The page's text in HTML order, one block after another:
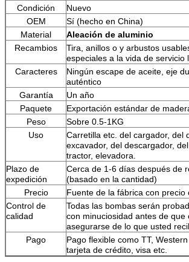
Condición
Nuevo
OEM
Sí (hecho en China)
Material
Aleación de aluminio
Recambios
Tira, anillos o y arbustos
especiales a la vida de servicio
Caracteres
Ningún escape de aceite, eje
auténtico
Garantía
Un año
Paquete
Exportación estándar de
Peso
Sobre 0.5-1KG
Uso
Carretilla etc. del cargador, del
excavador, del descargador,
tractor, elevadora.
Plazo de
expedición
Cerca de 1-6 días después de
(basado en la cantidad)
Precio
Fuente de la fábrica con precio
Control de
calidad
Todas las bombas serán
con minuciosidad antes de que
asegurarse de lo que usted
Pago
Pago flexible como TT,
tarjeta de crédito, visa etc.